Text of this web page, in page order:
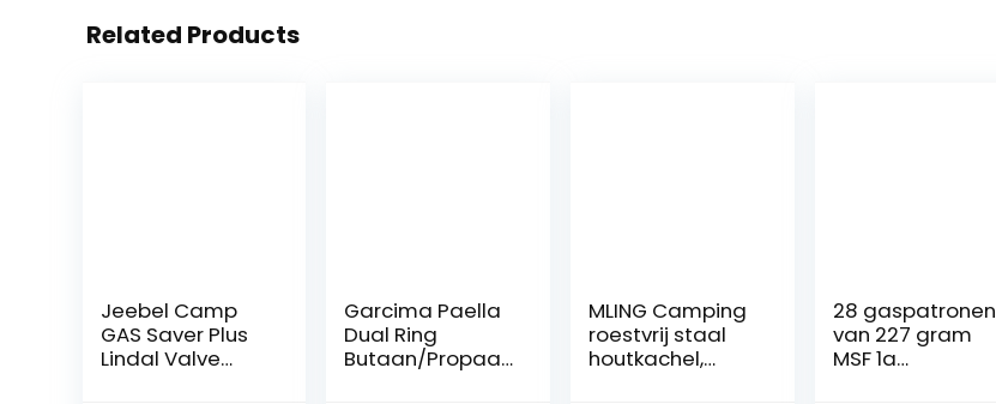
Related Products
Jeebel Camp
GAS Saver Plus
Lindal Valve
Garcima Paella
Dual Ring
Butaan/Propaan
MLING Camping
roestvrij staal
houtkachel,
28 gaspatronen
van 227 gram
MSF 1a